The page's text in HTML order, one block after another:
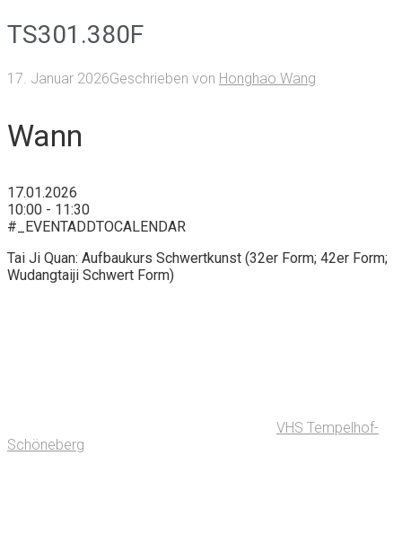
TS301.380F
17. Januar 2026Geschrieben von Honghao Wang
Wann
17.01.2026
10:00 - 11:30
#_EVENTADDTOCALENDAR
Tai Ji Quan: Aufbaukurs Schwertkunst (32er Form; 42er Form;
Wudangtaiji Schwert Form)
VHS Tempelhof-
Schöneberg